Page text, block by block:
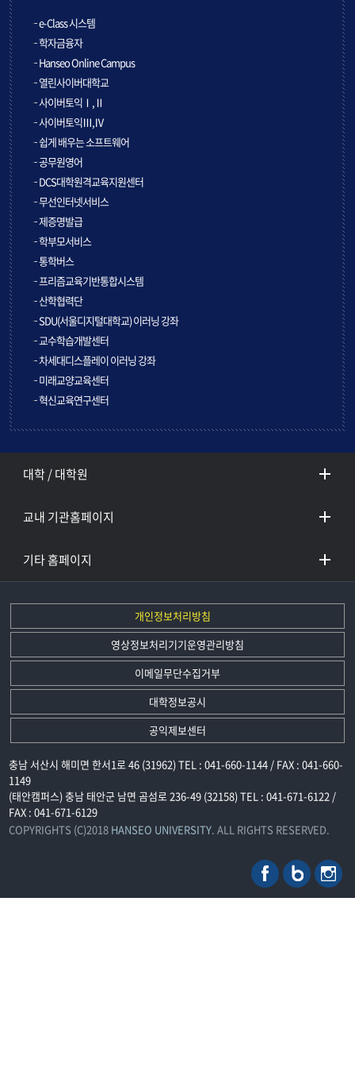
e-Class 시스템
학자금융자
Hanseo Online Campus
열린사이버대학교
사이버토익Ⅰ,Ⅱ
사이버토익Ⅲ,Ⅳ
쉽게 배우는 소프트웨어
공무원영어
DCS대학원격교육지원센터
무선인터넷서비스
제증명발급
학부모서비스
통학버스
프리즘교육기반통합시스템
산학협력단
SDU(서울디지털대학교) 이러닝 강좌
교수학습개발센터
차세대디스플레이 이러닝 강좌
미래교양교육센터
혁신교육연구센터
대학 / 대학원
교내 기관홈페이지
기타 홈페이지
개인정보처리방침
영상정보처리기기운영관리방침
이메일무단수집거부
대학정보공시
공익제보센터
충남 서산시 해미면 한서1로 46 (31962) TEL : 041-660-1144 / FAX : 041-660-
1149
(태안캠퍼스) 충남 태안군 남면 곰섬로 236-49 (32158) TEL : 041-671-6122 /
FAX : 041-671-6129
COPYRIGHTS (C)2018 HANSEO UNIVERSITY. ALL RIGHTS RESERVED.